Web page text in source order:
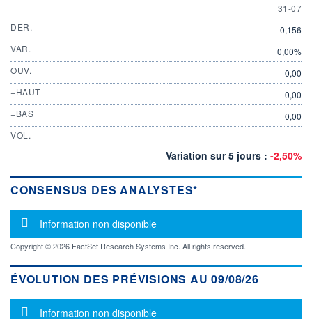
31 JULY
31-07
DER.
0,156
VAR.
0,00%
OUV.
0,00
+HAUT
0,00
+BAS
0,00
VOL.
-
Variation sur 5 jours : -2,50%
CONSENSUS DES ANALYSTES*
Message d'information
Information non disponible
Copyright © 2026 FactSet Research Systems Inc. All rights reserved.
ÉVOLUTION DES PRÉVISIONS AU 09/08/26
Message d'information
Information non disponible